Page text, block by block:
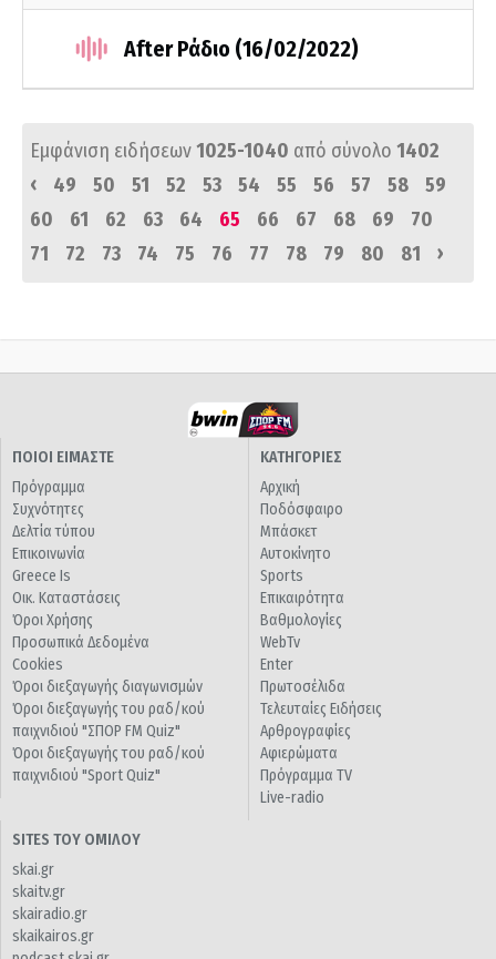
After Ράδιο (16/02/2022)
Εμφάνιση ειδήσεων1025-1040 από σύνολο 1402
‹
49 50 51 52 53 54 55 56 57 58
59
60
61 62 63 64 65 66 67 68 69
70
71
72 73 74 75 76 77 78 79 80 81 ›
ΠΟΙΟΙ ΕΙΜΑΣΤΕ
Πρόγραμμα
Συχνότητες
Δελτία τύπου
Επικοινωνία
Greece Is
Οικ. Καταστάσεις
Όροι Χρήσης
Προσωπικά Δεδομένα
Cookies
Όροι διεξαγωγής διαγωνισμών
Όροι διεξαγωγής του ραδ/κού
παιχνιδιού "ΣΠΟΡ FM Quiz"
Όροι διεξαγωγής του ραδ/κού
παιχνιδιού "Sport Quiz"
ΚΑΤΗΓΟΡΙΕΣ
Αρχική
Ποδόσφαιρο
Μπάσκετ
Αυτοκίνητο
Sports
Επικαιρότητα
Βαθμολογίες
WebTv
Enter
Πρωτοσέλιδα
Τελευταίες Ειδήσεις
Αρθρογραφίες
Αφιερώματα
Πρόγραμμα TV
Live-radio
SITES ΤΟΥ ΟΜΙΛΟΥ
skai.gr
skaitv.gr
skairadio.gr
skaikairos.gr